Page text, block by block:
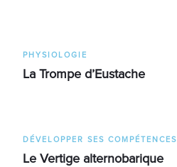
PHYSIOLOGIE
La Trompe d’Eustache
DÉVELOPPER SES COMPÉTENCES
Le Vertige alternobarique